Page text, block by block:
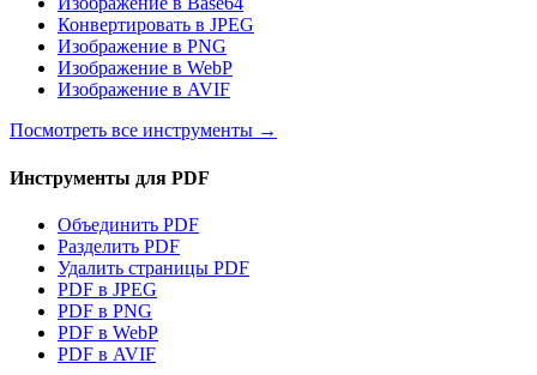
Конвертировать в JPEG
Изображение в PNG
Изображение в WebP
Изображение в AVIF
Посмотреть все инструменты →
Инструменты для PDF
Объединить PDF
Разделить PDF
Удалить страницы PDF
PDF в JPEG
PDF в PNG
PDF в WebP
PDF в AVIF